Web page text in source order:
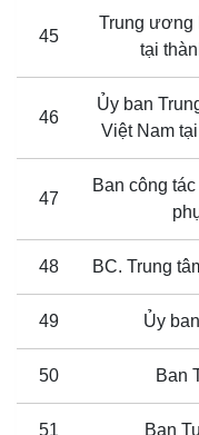
45
Trung ương
tại
46
Ủy ban
Việt Nam
47
Ban công
48 BC. Trung
49 Ủy
50 Ban
51 Ban